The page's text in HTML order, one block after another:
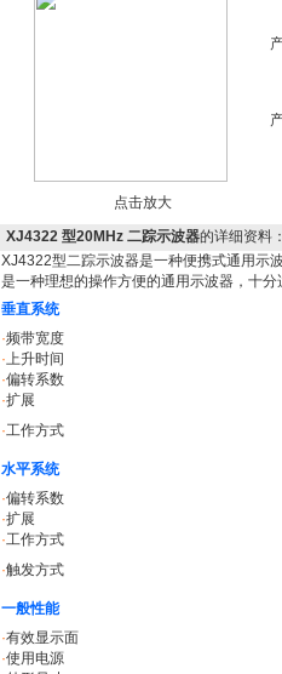
点击放大
XJ4322 型20MHz 二踪示波器的详细资料
XJ4322型二踪示波器是一种便携式通用示
是一种理想的操作方便的通用示波器，十
垂直系统
·频带宽度
·上升时间
·偏转系数
·扩展
·工作方式
水平系统
·偏转系数
·扩展
·工作方式
·触发方式
一般性能
·有效显示面
·使用电源